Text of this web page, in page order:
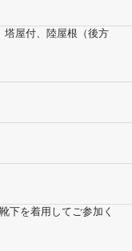
塔屋付、陸屋根（後方
下を着用してご参加く